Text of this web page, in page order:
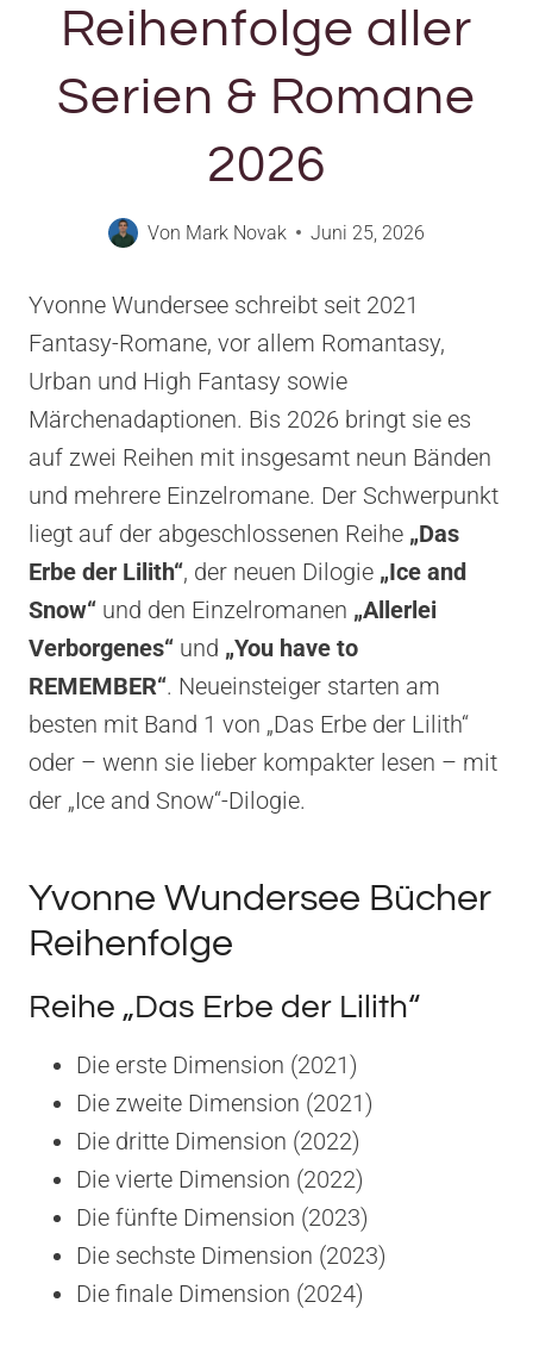
Reihenfolge aller
Serien & Romane
2026
Von Mark Novak Juni 25, 2026
Yvonne Wundersee schreibt seit 2021
Fantasy-Romane, vor allem Romantasy,
Urban und High Fantasy sowie
Märchenadaptionen. Bis 2026 bringt sie es
auf zwei Reihen mit insgesamt neun Bänden
und mehrere Einzelromane. Der Schwerpunkt
liegt auf der abgeschlossenen Reihe „Das
Erbe der Lilith“, der neuen Dilogie „Ice and
Snow“ und den Einzelromanen „Allerlei
Verborgenes“ und „You have to
REMEMBER“. Neueinsteiger starten am
besten mit Band 1 von „Das Erbe der Lilith“
oder – wenn sie lieber kompakter lesen – mit
der „Ice and Snow“-Dilogie.
Yvonne Wundersee Bücher
Reihenfolge
Reihe „Das Erbe der Lilith“
Die erste Dimension (2021)
Die zweite Dimension (2021)
Die dritte Dimension (2022)
Die vierte Dimension (2022)
Die fünfte Dimension (2023)
Die sechste Dimension (2023)
Die finale Dimension (2024)